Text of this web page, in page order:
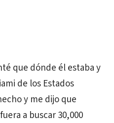
que dónde él estaba y
de los Estados
y me dijo que
a buscar 30,000